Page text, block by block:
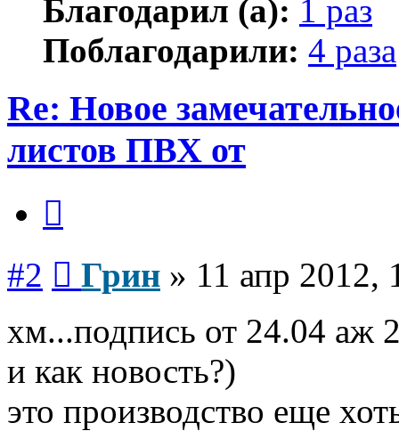
Благодарил (а): 1 раз
Поблагодарили: 4 раза
Re: Новое
листов ПВХ от
#2 Грин » 11 апр 2012,
хм...подпись от 24.04 аж
и как новость?)
это производство еще